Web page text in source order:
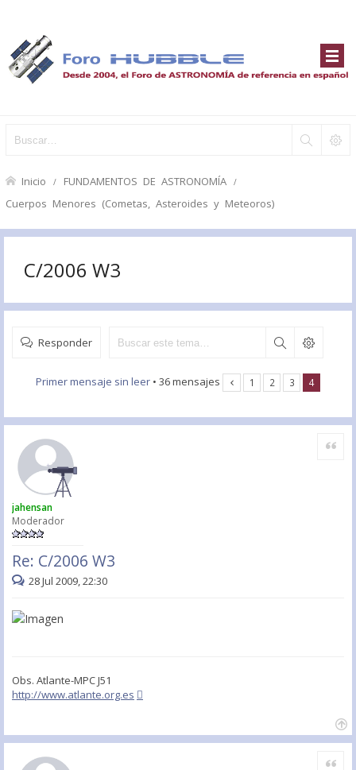
Inicio FUNDAMENTOS DE ASTRONOMÍA
Cuerpos Menores (Cometas, Asteroides y Meteoros)
C/2006 W3
Responder
Primer mensaje sin leer • 36 mensajes 1 2 3 4
jahensan
Moderador
Re: C/2006 W3
Citar
28 Jul 2009, 22:30
Obs. Atlante-MPC J51
http://www.atlante.org.es
Citar